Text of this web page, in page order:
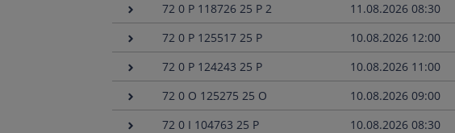
72 0 P 118726 25 P 2
11.08.2026 08:30
72 0 P 125517 25 P
10.08.2026 12:00
72 0 P 124243 25 P
10.08.2026 11:00
72 0 O 125275 25 O
10.08.2026 09:00
72 0 I 104763 25 P
10.08.2026 08:30